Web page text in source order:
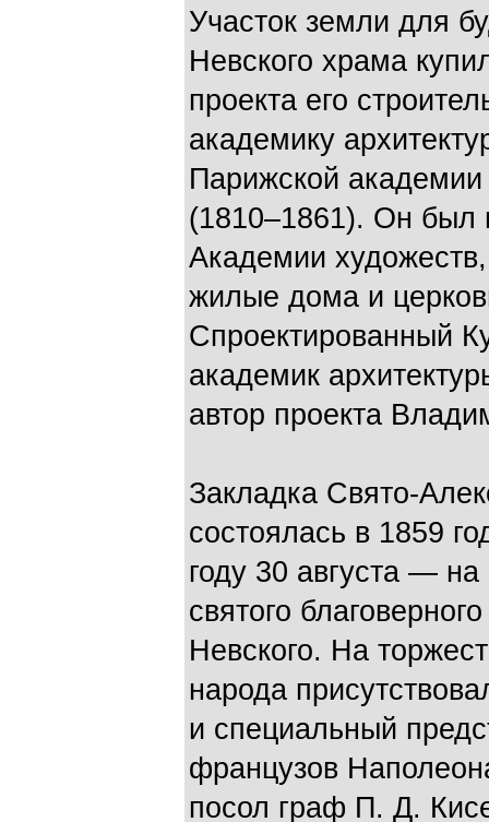
Участок земли для
Невского храма
проекта его
академику
Парижской
(1810–1861). Он был
Академии
жилые дома и
Спроектированный
академик
автор проекта
Закладка Свято-
состоялась в 1859
году 30 августа —
святого
Невского. На
народа
и специальный
французов
посол граф П. Д.